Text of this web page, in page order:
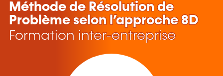
Méthode de Résolution de
Problème selon l’approche 8D
Formation inter-entreprise